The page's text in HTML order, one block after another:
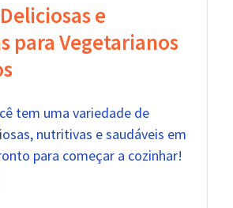
e
para Vegetarianos
tem uma variedade de
nutritivas e saudáveis em
para começar a cozinhar!